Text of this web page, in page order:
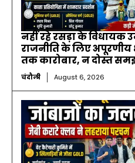
नहीं रहे रसड़ा के विधायक
राजनीति के लिए अपूरणीय
तक कारोबार, न दोस्त
चंदौली August 6, 2026